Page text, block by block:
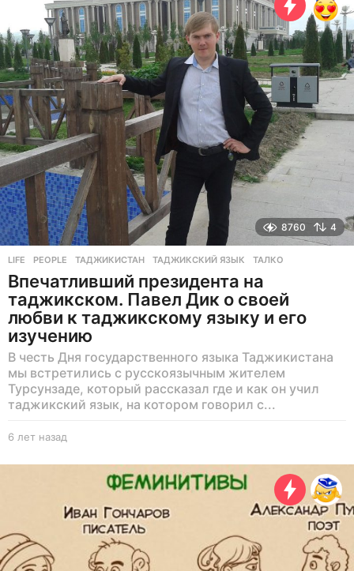
а
н
а
з
а
д
8760 4
LIFE ,PEOPLE ТАДЖИКИСТАН ,ТАДЖИКСКИЙ ЯЗЫК ,ТАЛКО
Впечатливший президента на
таджикском. Павел Дик о своей
любви к таджикскому языку и его
изучению
В честь Дня государственного языка Таджикистана
мы встретились с русскоязычным жителем
Турсунзаде, который рассказал где и как он учил
таджикский язык, на котором говорил с...
6 лет назад
е
а